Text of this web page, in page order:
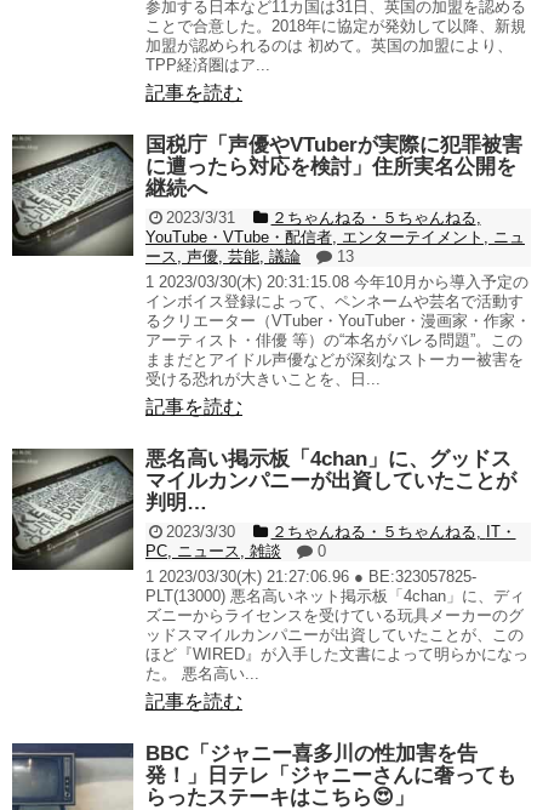
参加する日本など11カ国は31日、英国の加盟を認める
ことで合意した。2018年に協定が発効して以降、新規
加盟が認められるのは 初めて。英国の加盟により、
TPP経済圏はア...
記事を読む
国税庁「声優やVTuberが実際に犯罪被害
に遭ったら対応を検討」住所実名公開を
継続へ
2023/3/31 ２ちゃんねる・５ちゃんねる
YouTube・VTube・配信者 エンターテイメント
ニュ
ース
声優 芸能 議論
13
1 2023/03/30(木) 20:31:15.08 今年10月から導入予定の
インボイス登録によって、ペンネームや芸名で活動す
るクリエーター（VTuber・YouTuber・漫画家・作家・
アーティスト・俳優 等）の“本名がバレる問題”。この
ままだとアイドル声優などが深刻なストーカー被害を
受ける恐れが大きいことを、日...
記事を読む
悪名高い掲示板「4chan」に、グッドス
マイルカンパニーが出資していたことが
判明…
2023/3/30 ２ちゃんねる・５ちゃんねる
IT・
PC
ニュース 雑談
0
1 2023/03/30(木) 21:27:06.96 ● BE:323057825-
PLT(13000) 悪名高いネット掲示板「4chan」に、ディ
ズニーからライセンスを受けている玩具メーカーのグ
ッドスマイルカンパニーが出資していたことが、この
ほど『WIRED』が入手した文書によって明らかになっ
た。 悪名高い...
記事を読む
BBC「ジャニー喜多川の性加害を告
発！」日テレ「ジャニーさんに奢っても
らったステーキはこちら😍」